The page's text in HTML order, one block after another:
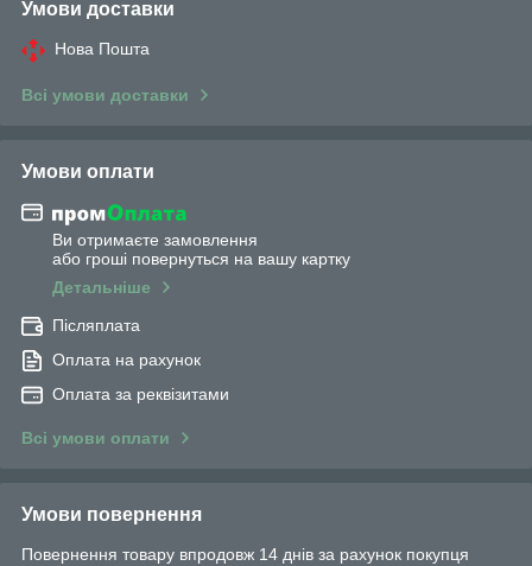
Умови доставки
Нова Пошта
Всі умови доставки
Умови оплати
Ви отримаєте замовлення
або гроші повернуться на вашу картку
Детальніше
Післяплата
Оплата на рахунок
Оплата за реквізитами
Всі умови оплати
Умови повернення
Повернення товару впродовж 14 днів за рахунок покупця